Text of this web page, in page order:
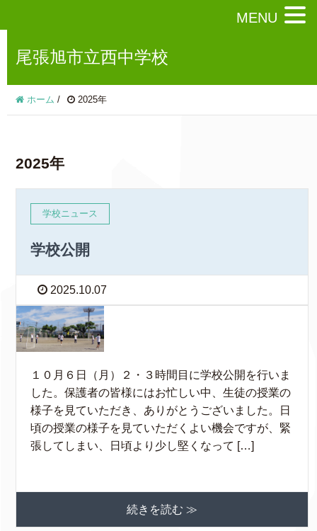
尾張旭市立西中学校
ホーム / 2025年
2025年
学校ニュース
学校公開
2025.10.07
１０月６日（月）２・３時間目に学校公開を行いま
した。保護者の皆様にはお忙しい中、生徒の授業の
様子を見ていただき、ありがとうございました。日
頃の授業の様子を見ていただくよい機会ですが、緊
張してしまい、日頃より少し堅くなって […]
続きを読む ≫
MENU